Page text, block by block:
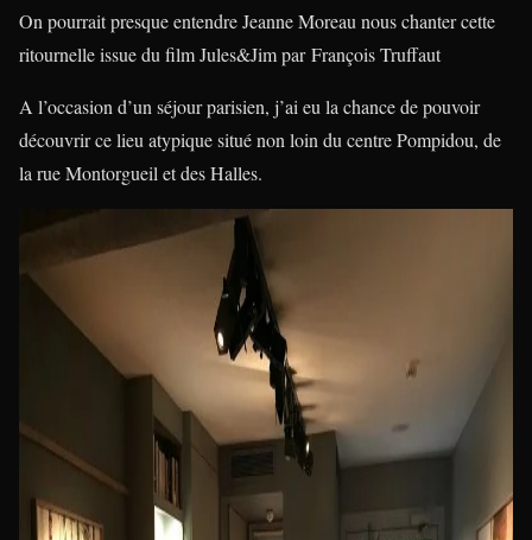
On pourrait presque entendre Jeanne Moreau nous chanter cette
ritournelle issue du film Jules&Jim par François Truffaut
A l’occasion d’un séjour parisien, j’ai eu la chance de pouvoir
découvrir ce lieu atypique situé non loin du centre Pompidou, de
la rue Montorgueil et des Halles.